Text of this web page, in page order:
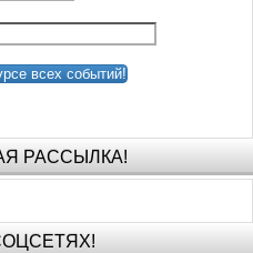
всех событий!
РАССЫЛКА!